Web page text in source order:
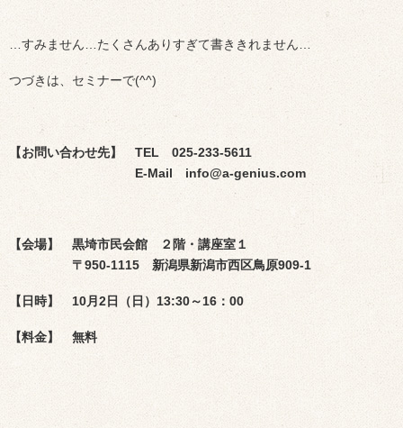
…すみません…たくさんありすぎて書ききれません…
つづきは、セミナーで(^^)
【お問い合わせ先】 TEL 025-233-5611
E-Mail info@a-genius.com
【会場】 黒埼市民会館 ２階・講座室１
〒950-1115 新潟県新潟市西区鳥原909-1
【日時】 10月2日（日）13:30～16：00
【料金】 無料